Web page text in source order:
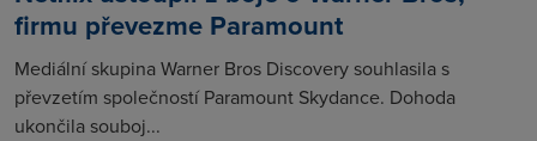
firmu převezme Paramount
Mediální skupina Warner Bros Discovery souhlasila s
převzetím společností Paramount Skydance. Dohoda
ukončila souboj...